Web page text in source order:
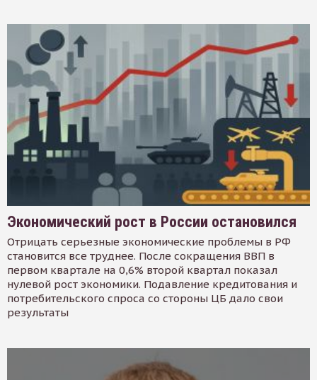
Экономический рост в России остановился
Отрицать серьезные экономические проблемы в РФ
становится все труднее. После сокращения ВВП в
первом квартале на 0,6% второй квартал показал
нулевой рост экономики. Подавление кредитования и
потребительского спроса со стороны ЦБ дало свои
результаты